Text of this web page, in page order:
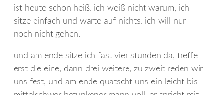
ist heute schon heiß. ich weiß nicht warum, ich
sitze einfach und warte auf nichts. ich will nur
noch nicht gehen.
und am ende sitze ich fast vier stunden da, treffe
erst die eine, dann drei weitere, zu zweit reden wir
uns fest, und am ende quatscht uns ein leicht bis